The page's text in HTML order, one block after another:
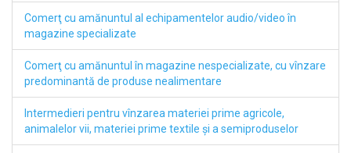
Comerţ cu amănuntul al echipamentelor audio/video în
magazine specializate
Comerţ cu amănuntul în magazine nespecializate, cu vînzare
predominantă de produse nealimentare
Intermedieri pentru vînzarea materiei prime agricole,
animalelor vii, materiei prime textile şi a semiproduselor